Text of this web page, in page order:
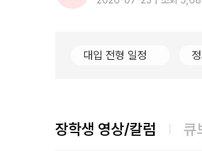
대입 전형 일정
장학생 영상/칼럼 큐